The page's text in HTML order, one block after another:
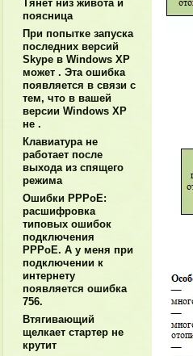
Тянет низ живота и
поясница
При попытке запуска
последних версий
Skype в Windows XP
может . Эта ошибка
появляется в связи с
тем, что в вашей
версии Windows XP
не .
Клавиатура не
работает после
выхода из спящего
режима
Ошибки PPPoE:
расшифровка
типовых ошибок
подключения
PPPoE. А у меня при
подключении к
интернету
появляется ошибка
756.
Втягивающий
щелкает стартер не
крутит